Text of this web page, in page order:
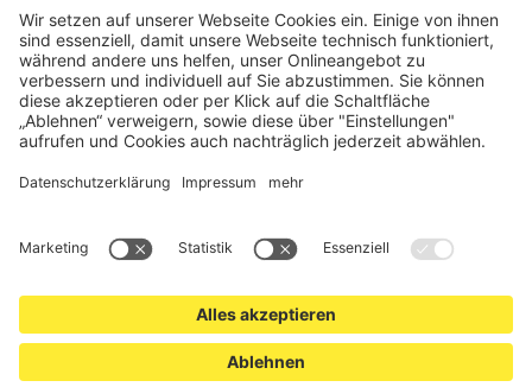
auch Ihr Wohngebäude optimal organisieren und sichern
können. An unserem Versandlager bevorraten wir ein großes
Sortiment von Lagerartikeln, welche innerhalb von 48 Stunden
versandbereit sind.
Cookie-Einstellungen Über uns
© 2026 schutzzaun24.at